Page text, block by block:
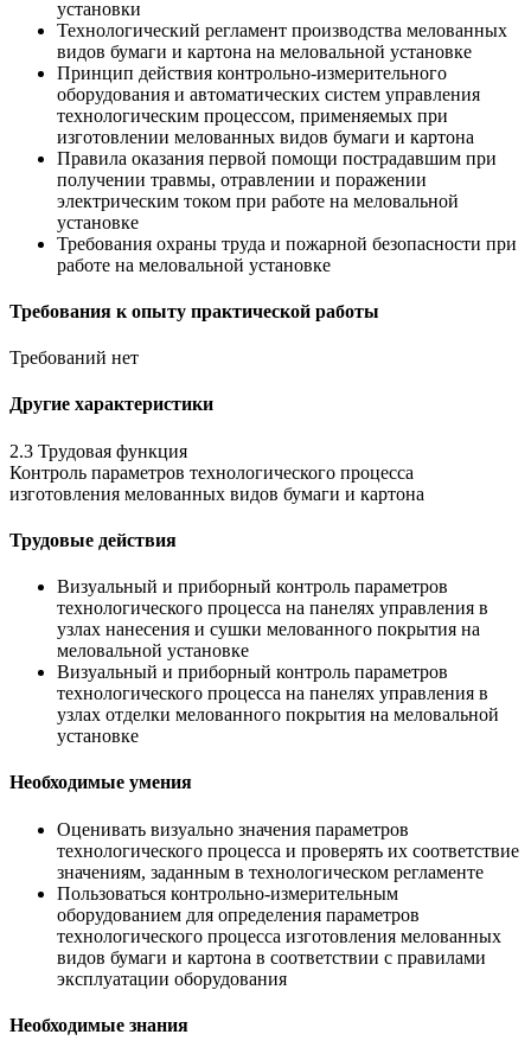
установки
Технологический регламент производства мелованных
видов бумаги и картона на меловальной установке
Принцип действия контрольно-измерительного
оборудования и автоматических систем управления
технологическим процессом, применяемых при
изготовлении мелованных видов бумаги и картона
Правила оказания первой помощи пострадавшим при
получении травмы, отравлении и поражении
электрическим током при работе на меловальной
установке
Требования охраны труда и пожарной безопасности при
работе на меловальной установке
Требования к опыту практической работы
Требований нет
Другие характеристики
2.3 Трудовая функция
Контроль параметров технологического процесса
изготовления мелованных видов бумаги и картона
Трудовые действия
Визуальный и приборный контроль параметров
технологического процесса на панелях управления в
узлах нанесения и сушки мелованного покрытия на
меловальной установке
Визуальный и приборный контроль параметров
технологического процесса на панелях управления в
узлах отделки мелованного покрытия на меловальной
установке
Необходимые умения
Оценивать визуально значения параметров
технологического процесса и проверять их соответствие
значениям, заданным в технологическом регламенте
Пользоваться контрольно-измерительным
оборудованием для определения параметров
технологического процесса изготовления мелованных
видов бумаги и картона в соответствии с правилами
эксплуатации оборудования
Необходимые знания